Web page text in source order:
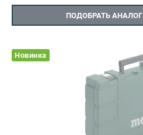
ПОДОБРАТЬ АНАЛОГ
Новинка